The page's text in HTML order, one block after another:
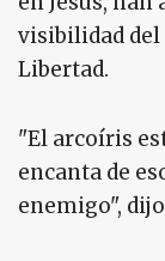
visibilidad
Libertad.
"El arcoíris
encanta de
enemigo",